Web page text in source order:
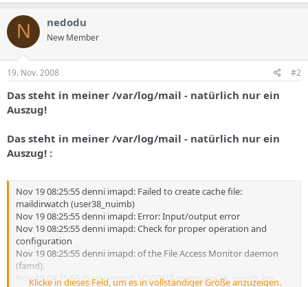
N nedodu
New Member
19. Nov. 2008 #2
Das steht in meiner /var/log/mail - natürlich nur ein
Auszug!
Das steht in meiner /var/log/mail - natürlich nur ein
Auszug! :
Nov 19 08:25:55 denni imapd: Failed to create cache file:
maildirwatch (user38_nuimb)
Nov 19 08:25:55 denni imapd: Error: Input/output error
Nov 19 08:25:55 denni imapd: Check for proper operation and
configuration
Nov 19 08:25:55 denni imapd: of the File Access Monitor daemon
(famd).
Nov 19 08:25:55 denni imapd: LOGOUT, user=user38_nuimb, ip=
Klicke in dieses Feld, um es in vollständiger Größe anzuzeigen.